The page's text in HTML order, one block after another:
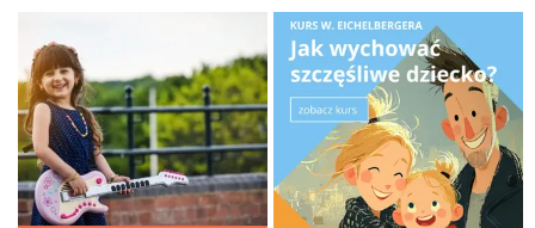
Warszawa
Łódź
Trójmiasto
Poznań
Wrocław
Śląsk
Kraków
Południe
Północ
Wszystkie